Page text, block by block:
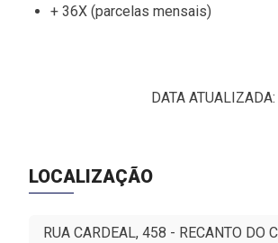
+ 36X (parcelas mensais)
DATA ATUALIZADA:
LOCALIZAÇÃO
RUA CARDEAL, 458 - RECANTO DO